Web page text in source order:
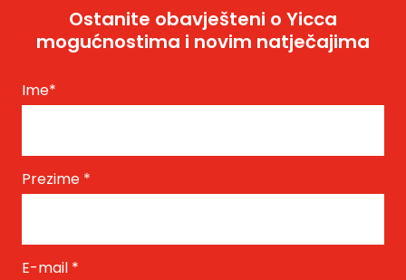
Ostanite obavješteni o Yicca
mogućnostima i novim natječajima
Ime*
Prezime *
E-mail *